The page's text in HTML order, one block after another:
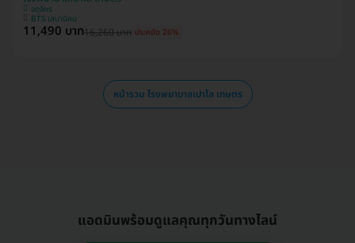
จตุจักร
BTS เสนานิคม
11,490 บาท16,260 บาท ประหยัด 26%
หน้ารวม โรงพยาบาลเปาโล เกษตร
แอดมินพร้อมดูแลคุณทุกวันทางไลน์